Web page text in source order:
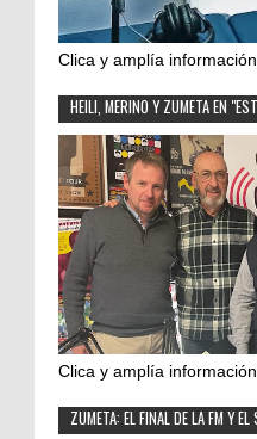
Clica y amplía información
HEILI, MERINO Y ZUMETA EN
Clica y amplía información
ZUMETA: EL FINAL DE LA FM Y